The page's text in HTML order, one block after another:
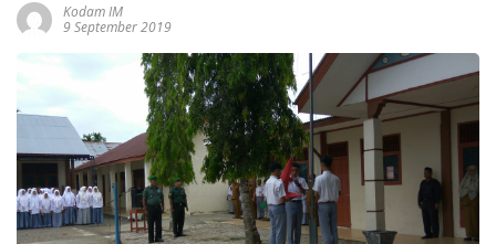
Kodam IM
9 September 2019